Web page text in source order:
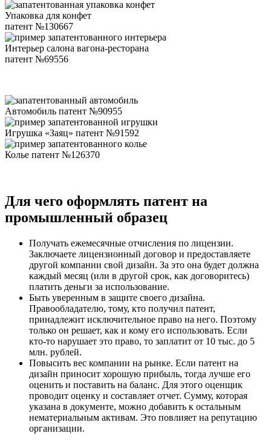
Упаковка для конфет
патент №130667
Интерьер салона вагона-ресторана
патент №69556
Автомобиль патент №90955
Игрушка «Заяц» патент №91592
Колье патент №126370
Для чего оформлять патент на
промышленный образец
Получать ежемесячные отчисления по лицензии.
Заключаете лицензионный договор и предоставляете
другой компании свой дизайн. За это она будет должна
каждый месяц (или в другой срок, как договоритесь)
платить деньги за использование.
Быть уверенным в защите своего дизайна.
Правообладателю, тому, кто получил патент,
принадлежит исключительное право на него. Поэтому
только он решает, как и кому его использовать. Если
кто-то нарушает это право, то заплатит от 10 тыс. до 5
млн. рублей.
Повысить вес компании на рынке. Если патент на
дизайн приносит хорошую прибыль, тогда лучше его
оценить и поставить на баланс. Для этого оценщик
проводит оценку и составляет отчет. Сумму, которая
указана в документе, можно добавить к остальным
нематериальным активам. Это повлияет на репутацию
организации.